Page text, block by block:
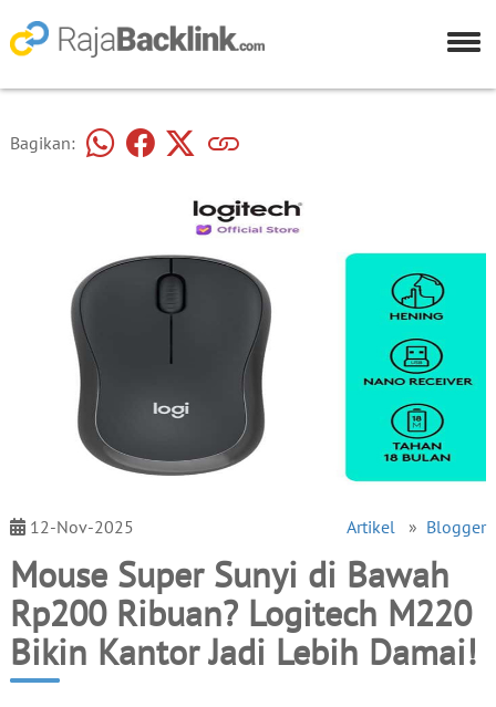
Bagikan:
12-Nov-2025 Artikel » Blogger
Mouse Super Sunyi di Bawah
Rp200 Ribuan? Logitech M220
Bikin Kantor Jadi Lebih Damai!